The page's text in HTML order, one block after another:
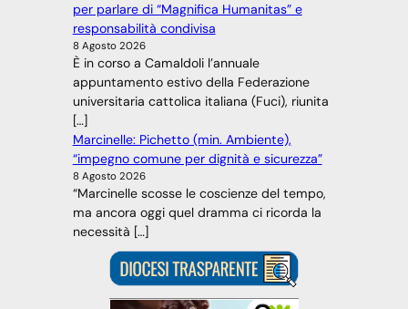
per parlare di “Magnifica Humanitas” e
responsabilità condivisa
8 Agosto 2026
È in corso a Camaldoli l’annuale
appuntamento estivo della Federazione
universitaria cattolica italiana (Fuci), riunita
[…]
Marcinelle: Pichetto (min. Ambiente),
“impegno comune per dignità e sicurezza”
8 Agosto 2026
“Marcinelle scosse le coscienze del tempo,
ma ancora oggi quel dramma ci ricorda la
necessità […]